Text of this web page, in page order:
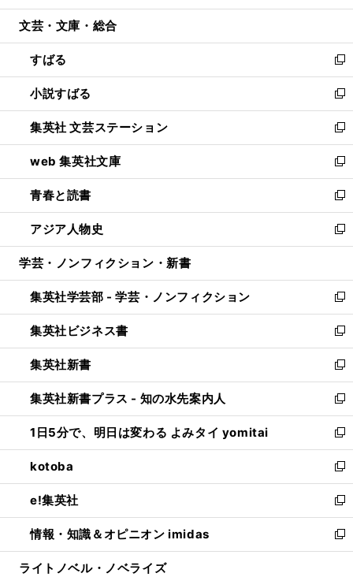
開
ウ
開
く
ン
ウ
で
開
く
ウ
ン
ド
ウ
で
開
く
文芸・文庫・総合
すばる
新
し
い
ウ
ィ
ン
ド
ウ
で
開
く
小説すばる
新
し
い
ウ
ィ
ン
ド
ウ
で
開
集英社 文芸ステーション
新
し
い
ウ
ィ
ン
ド
ウ
開
く
web 集英社文庫
新
し
い
ウ
ィ
ン
ウ
で
開
く
青春と読書
新
し
い
ウ
ン
ド
ウ
で
開
く
アジア人物史
新
し
ウ
ィ
ン
ド
ウ
で
開
く
学芸・ノンフィクション・新書
集英社学芸部 - 学芸・ノンフィクション
新
し
い
ウ
ィ
ン
ド
ウ
で
開
く
集英社ビジネス書
新
し
い
ウ
ィ
ン
ド
ウ
で
開
く
集英社新書
新
し
い
ウ
ィ
ン
ド
ウ
で
開
く
集英社新書プラス - 知の水先案内人
新
し
い
ウ
ィ
ン
ド
ウ
で
開
1日5分で、明日は変わる よみタイ yomitai
新
し
い
ウ
ィ
ン
ド
ウ
kotoba
新
し
い
ウ
ィ
ン
e!集英社
新
し
い
ウ
情報・知識＆オピニオン imidas
新
し
ライトノベル・ノベライズ